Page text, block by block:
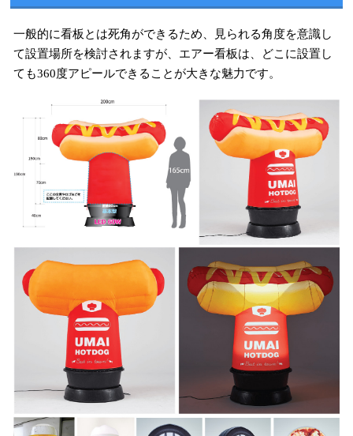
一般的に看板とは死角ができるため、見られる角度を意識し
て設置場所を検討されますが、エアー看板は、どこに設置し
ても360度アピールできることが大きな魅力です。